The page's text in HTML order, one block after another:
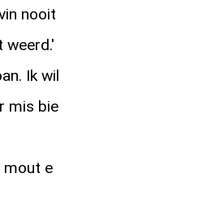
nooit
weerd.'
Ik wil
mis bie
mout e